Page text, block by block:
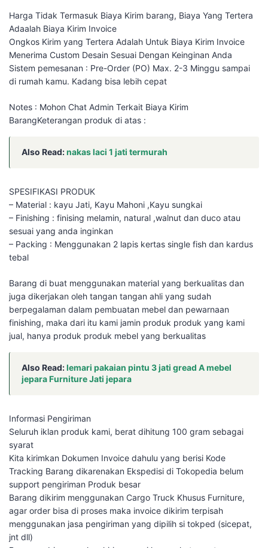
Harga Tidak Termasuk Biaya Kirim barang, Biaya Yang Tertera
Adaalah Biaya Kirim Invoice
Ongkos Kirim yang Tertera Adalah Untuk Biaya Kirim Invoice
Menerima Custom Desain Sesuai Dengan Keinginan Anda
Sistem pemesanan : Pre-Order (PO) Max. 2-3 Minggu sampai
di rumah kamu. Kadang bisa lebih cepat
Notes : Mohon Chat Admin Terkait Biaya Kirim
BarangKeterangan produk di atas :
Also Read:nakas laci 1 jati termurah
SPESIFIKASI PRODUK
– Material : kayu Jati, Kayu Mahoni ,Kayu sungkai
– Finishing : finising melamin, natural ,walnut dan duco atau
sesuai yang anda inginkan
– Packing : Menggunakan 2 lapis kertas single fish dan kardus
tebal
Barang di buat menggunakan material yang berkualitas dan
juga dikerjakan oleh tangan tangan ahli yang sudah
berpegalaman dalam pembuatan mebel dan pewarnaan
finishing, maka dari itu kami jamin produk produk yang kami
jual, hanya produk produk mebel yang berkualitas
Also Read:lemari pakaian pintu 3 jati gread A mebel
jepara Furniture Jati jepara
Informasi Pengiriman
Seluruh iklan produk kami, berat dihitung 100 gram sebagai
syarat
Kita kirimkan Dokumen Invoice dahulu yang berisi Kode
Tracking Barang dikarenakan Ekspedisi di Tokopedia belum
support pengiriman Produk besar
Barang dikirim menggunakan Cargo Truck Khusus Furniture,
agar order bisa di proses maka invoice dikirim terpisah
menggunakan jasa pengiriman yang dipilih si tokped (sicepat,
jnt dll)